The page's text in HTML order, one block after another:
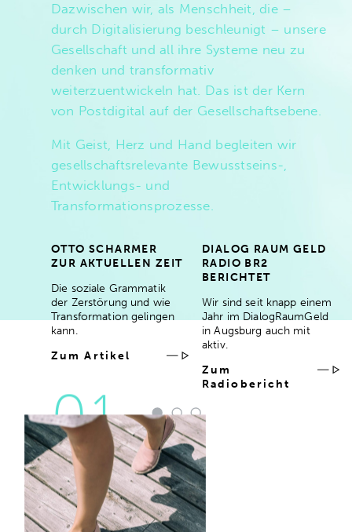
Dazwischen wir, als Menschheit, die –
durch Digitalisierung beschleunigt – unsere
Gesellschaft und all ihre Systeme neu zu
denken und transformativ
weiterzuentwickeln hat. Das ist der Kern
von Postdigital auf der Gesellschaftsebene.
Mit Geist, Herz und Hand begleiten wir
gesellschaftsrelevante Bewusstseins-,
Entwicklungs- und
Transformationsprozesse.
OTTO SCHARMER
ZUR AKTUELLEN ZEIT
Die soziale Grammatik
der Zerstörung und wie
Transformation gelingen
kann.
Zum Artikel
DIALOG RAUM GELD
RADIO BR2
BERICHTET
Wir sind seit knapp einem
Jahr im DialogRaumGeld
in Augsburg auch mit
aktiv.
Zum
Radiobericht